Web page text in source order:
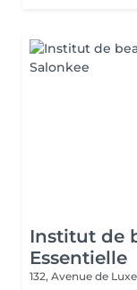
Institut de
Essentielle
132, Avenue de